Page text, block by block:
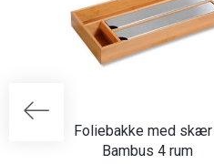
Foliebakke med
Bambus 4 rum